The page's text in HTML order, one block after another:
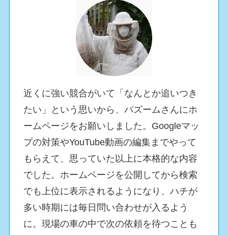
近くに強い競合がいて「なんとか追いつき
たい」という思いから、パズームさんにホ
ームページをお願いしました。Googleマッ
プの対策やYouTube動画の編集までやって
もらえて、思っていた以上に本格的な内容
でした。ホームページを公開してから検索
でも上位に表示されるようになり、ハチが
多い時期には毎日問い合わせが入るよう
に。現場の車の中で次の依頼を待つことも